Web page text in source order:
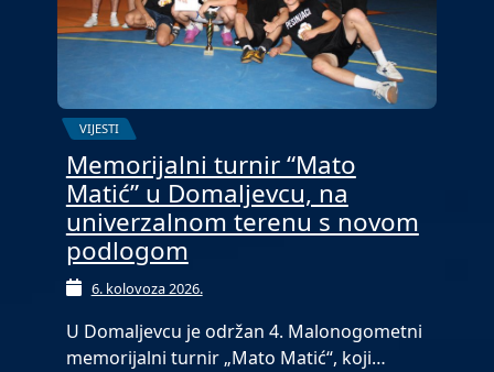
VIJESTI
Memorijalni turnir “Mato
Matić” u Domaljevcu, na
univerzalnom terenu s novom
podlogom
6. kolovoza 2026.
U Domaljevcu je održan 4. Malonogometni
memorijalni turnir „Mato Matić“, koji…